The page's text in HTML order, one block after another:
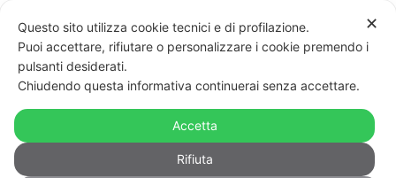
Rimini: in quattro stuprano una
trans, dopo avere aggredito una
coppia e violentato la ragazza
✕
Questo sito utilizza cookie tecnici e di profilazione.
Puoi accettare, rifiutare o personalizzare i cookie premendo i
pulsanti desiderati.
Chiudendo questa informativa continuerai senza accettare.
Accetta
Rifiuta